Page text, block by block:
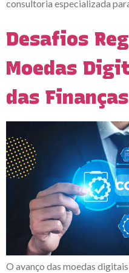
consultoria especializada
Desafios
Moedas
das Finanças
O avanço das moedas